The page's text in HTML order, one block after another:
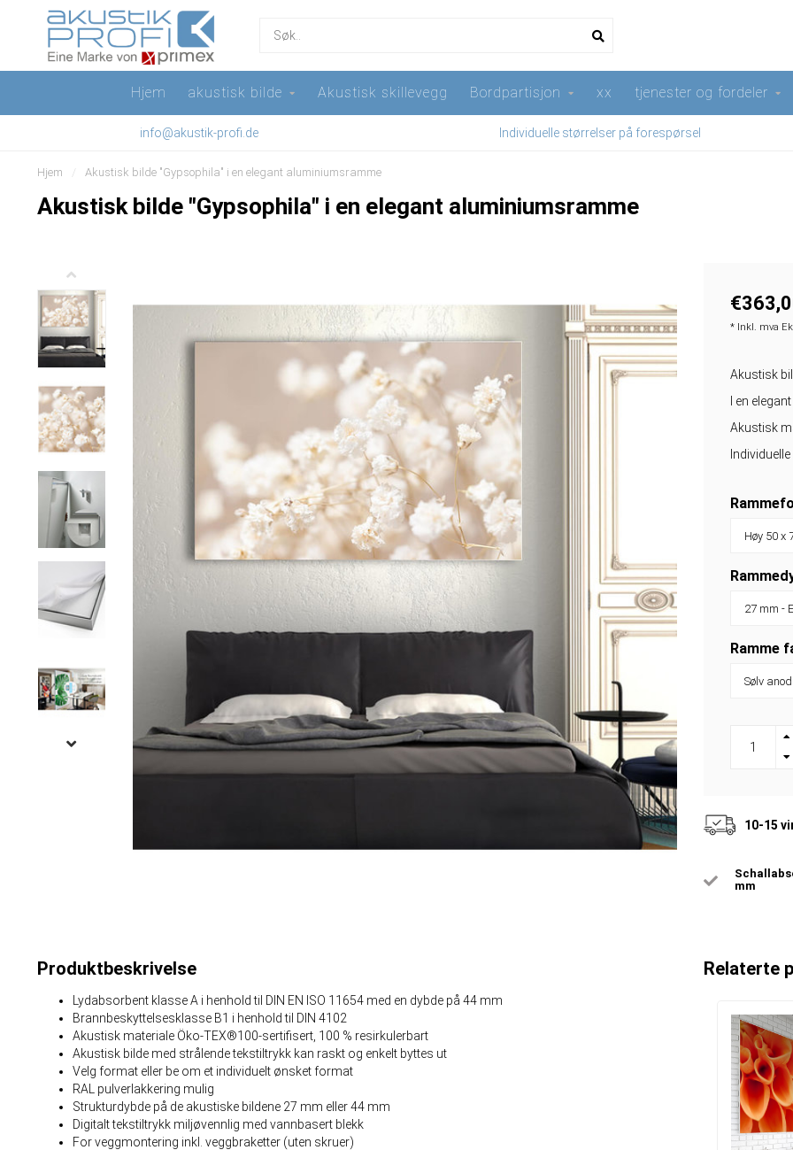
Hjem akustisk bilde Akustisk skillevegg Bordpartisjon xx tjenester og fordeler
info@akustik-profi.de Individuelle størrelser på forespørsel
Hjem Akustisk bilde "Gypsophila" i en elegant aluminiumsramme
Akustisk bilde "Gypsophila" i en elegant aluminiumsramme
* Inkl. mva
Akustisk
I en
Akustisk
Ramme
10-15
mm
Produktbeskrivelse
Lydabsorbent klasse A i henhold til DIN EN ISO 11654 med en dybde på 44 mm
Brannbeskyttelsesklasse B1 i henhold til DIN 4102
Akustisk materiale Öko-TEX®100-sertifisert, 100 % resirkulerbart
Akustisk bilde med strålende tekstiltrykk kan raskt og enkelt byttes ut
Velg format eller be om et individuelt ønsket format
RAL pulverlakkering mulig
Strukturdybde på de akustiske bildene 27 mm eller 44 mm
Digitalt tekstiltrykk miljøvennlig med vannbasert blekk
For veggmontering inkl. veggbraketter (uten skruer)
Relaterte